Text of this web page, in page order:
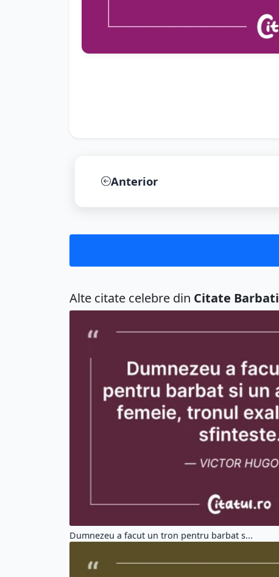
Anterior
Alte citate celebre din Citate Barbati
Dumnezeu a facut un tron pentru barbat s...